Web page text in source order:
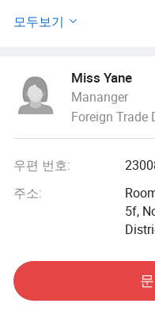
또한 베트남, 태국, 인도
우리는 국제 시장을 더
업자가 되기 위해 노력
철제 공장과 단기적으로
황산암모늄 외에도 요소,
더 나은 서비스를 제공
장을 설립하여 연간 45
립형 공장을 제조합니다.
런취안 사람들은 사회적
선 단체에 열심이며, 사회
움을 줍니다. 예를 들어
모두보기
Miss Yane
Mananger
Foreign Trade
우편 번호:
주소:
5f,